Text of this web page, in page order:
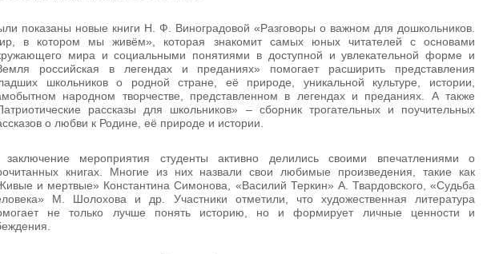
показаны новые книги Н. Ф. Виноградовой «Разговоры о важном для дошкольников.
в котором мы живём», которая знакомит самых юных читателей с основами
мира и социальными понятиями в доступной и увлекательной форме и
российская в легендах и преданиях» помогает расширить представления
школьников о родной стране, её природе, уникальной культуре, истории,
народном творчестве, представленном в легендах и преданиях. А также
рассказы для школьников» – сборник трогательных и поучительных
о любви к Родине, её природе и истории.
мероприятия студенты активно делились своими впечатлениями о
книгах. Многие из них назвали свои любимые произведения, такие как
и мертвые» Константина Симонова, «Василий Теркин» А. Твардовского, «Судьба
М. Шолохова и др. Участники отметили, что художественная литература
не только лучше понять историю, но и формирует личные ценности и